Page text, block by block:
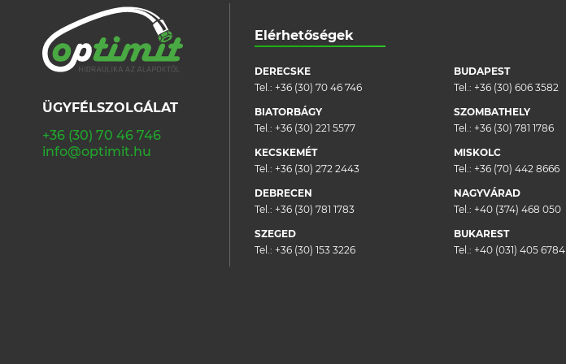
ÜGYFÉLSZOLGÁLAT
+36 (30) 70 46 746
info@optimit.hu
Elérhetőségek
DERECSKE
Tel.: +36 (30) 70 46 746
BIATORBÁGY
Tel.: +36 (30) 221 5577
KECSKEMÉT
Tel.: +36 (30) 272 2443
DEBRECEN
Tel.: +36 (30) 781 1783
SZEGED
Tel.: +36 (30) 153 3226
BUDAPEST
Tel.: +36 (30) 606 3582
SZOMBATHELY
Tel.: +36 (30) 781 1786
MISKOLC
Tel.: +36 (70) 442 8666
NAGYVÁRAD
Tel.: +40 (374) 468 050
BUKAREST
Tel.: +40 (031) 405 6784